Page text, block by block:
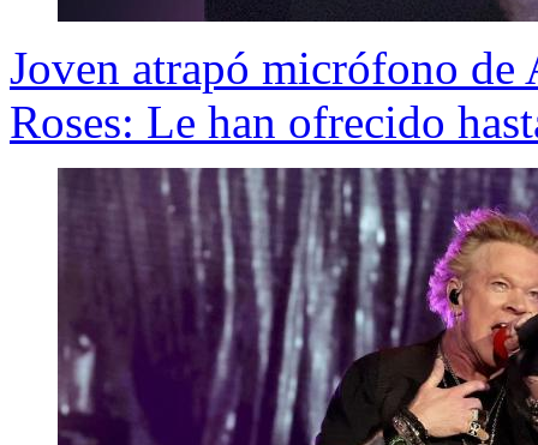
Joven atrapó micrófono de
Roses: Le han ofrecido